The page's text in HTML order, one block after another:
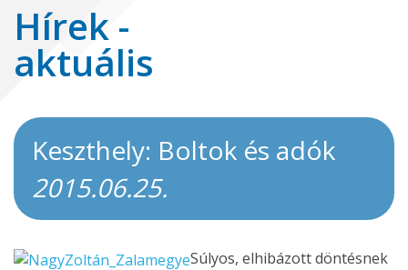
Hírek -
aktuális
Keszthely: Boltok és adók
2015.06.25.
Súlyos, elhibázott döntésnek